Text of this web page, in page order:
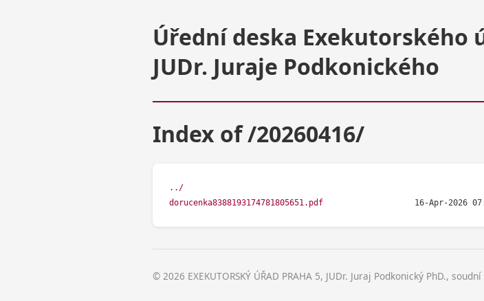
Úřední deska Exekutorského
JUDr. Juraje Podkonického
Index of /20260416/
../
dorucenka8388193174781805651.pdf
© 2026 EXEKUTORSKÝ ÚŘAD PRAHA 5, JUDr. Juraj Podkonický PhD.,